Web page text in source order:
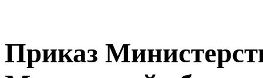
Приказ